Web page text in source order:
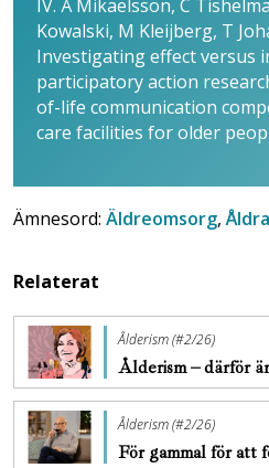
IV. Å Mikaelsson, C
Kowalski, M Kleijberg, T
Investigating effect versus
participatory action
of-life communication
care facilities for older
Ämnesord: Äldreomsorg,
Relaterat
Ålderism (#2/26)
Ålderism – därför
Ålderism (#2/26)
För gammal för att